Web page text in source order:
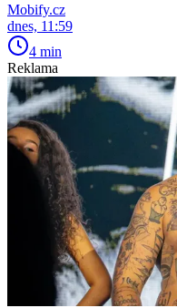
Mobify.cz
dnes, 11:59
4 min
Reklama